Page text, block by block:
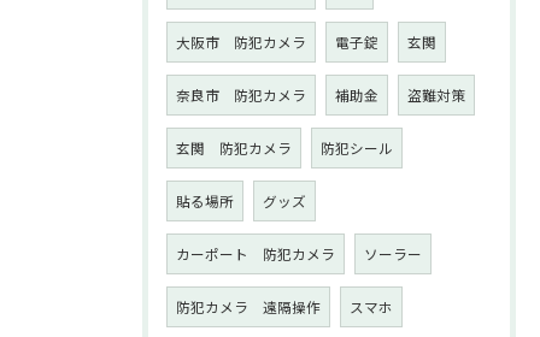
大阪市 防犯カメラ 電子錠 玄関
奈良市 防犯カメラ 補助金 盗難対策
玄関 防犯カメラ 防犯シール
貼る場所 グッズ
カーポート 防犯カメラ ソーラー
防犯カメラ 遠隔操作 スマホ